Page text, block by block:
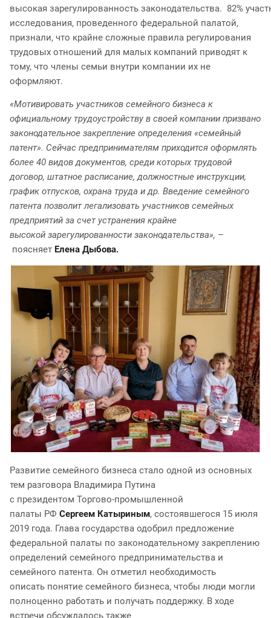
высокая зарегулированность законодательства. 82%
исследования, проведенного федеральной палатой,
признали, что крайне сложные правила регулирования
трудовых отношений для малых компаний приводят к
тому, что члены семьи внутри компании их не
оформляют.
«Мотивировать участников семейного бизнеса к
официальному трудоустройству в своей компании призвано
законодательное закрепление определения «семейный
патент». Сейчас предпринимателям приходится оформлять
более 40 видов документов, среди которых трудовой
договор, штатное расписание, должностные инструкции,
график отпусков, охрана труда и др. Введение семейного
патента позволит легализовать участников семейных
предприятий за счет устранения крайне
высокой зарегулированности законодательства», –
поясняет Елена Дыбова.
Развитие семейного бизнеса стало одной из основных
тем разговора Владимира Путина
с президентом Торгово-промышленной
палаты РФ Сергеем Катыриным, состоявшегося 15 июля
2019 года. Глава государства одобрил предложение
федеральной палаты по законодательному закреплению
определений семейного предпринимательства и
семейного патента. Он отметил необходимость
описать понятие семейного бизнеса, чтобы люди могли
полноценно работать и получать поддержку. В ходе
встречи обсуждалось также